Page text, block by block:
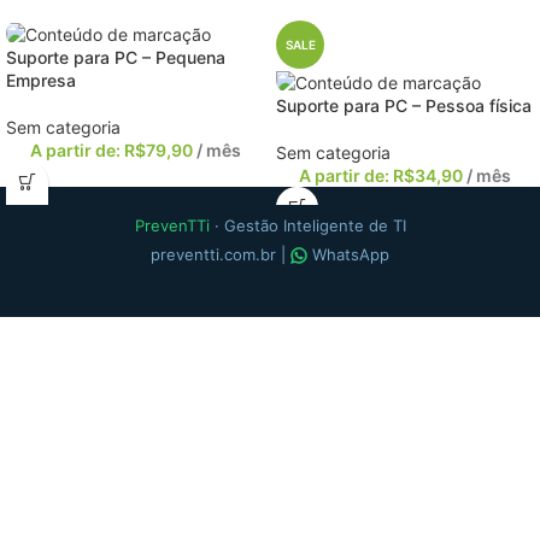
Suporte para PC – Pequena
Empresa
Sem categoria
A partir de: R$79,90 / mês
SALE
Suporte para PC – Pessoa física
Sem categoria
A partir de: R$34,90 / mês
PrevenTTi · Gestão Inteligente de TI
preventti.com.br
WhatsApp